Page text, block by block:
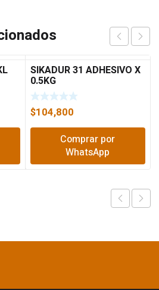
SIKADUR 31 ADHESIVO X
0.5KG
$104,800
Comprar por
WhatsApp